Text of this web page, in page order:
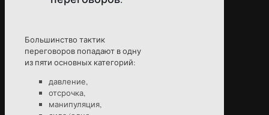
Большинство тактик
переговоров попадают в одну
из пяти основных категорий:
давление,
отсрочка,
манипуляция,